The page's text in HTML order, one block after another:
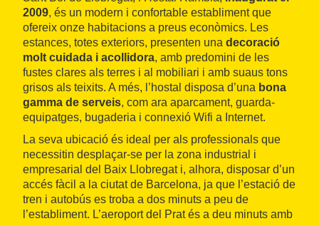
2009, és un modern i confortable establiment que
ofereix onze habitacions a preus econòmics. Les
estances, totes exteriors, presenten una decoració
molt cuidada i acollidora, amb predomini de les
fustes clares als terres i al mobiliari i amb suaus tons
grisos als teixits. A més, l’hostal disposa d’una bona
gamma de serveis, com ara aparcament, guarda-
equipatges, bugaderia i connexió Wifi a Internet.
La seva ubicació és ideal per als professionals que
necessitin desplaçar-se per la zona industrial i
empresarial del Baix Llobregat i, alhora, disposar d’un
accés fàcil a la ciutat de Barcelona, ja que l’estació de
tren i autobús es troba a dos minuts a peu de
l’establiment. L’aeroport del Prat és a deu minuts amb